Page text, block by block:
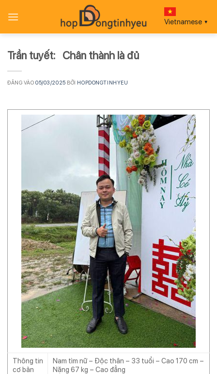
qua
Vietnamese ▼
Trần tuyết: Chân thành là đủ
ĐĂNG VÀO05/03/2025 BỞI HOPDONGTINHYEU
Thông tin
cơ bản
Nam tìm nữ – Độc thân – 33 tuổi – Cao 170 cm –
Nặng 67 kg – Cao đẳng